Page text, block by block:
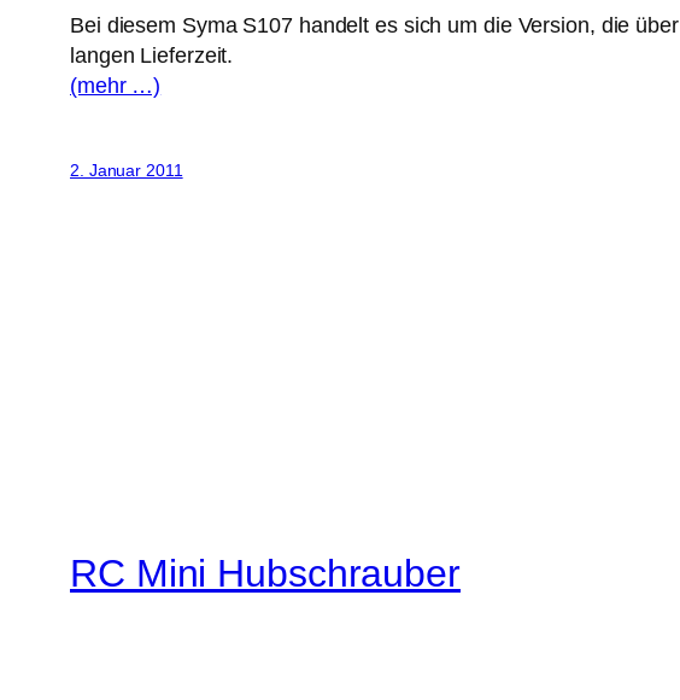
Bei diesem Syma S107 handelt es sich um die Version, die über
langen Lieferzeit.
(mehr …)
2. Januar 2011
RC Mini Hubschrauber